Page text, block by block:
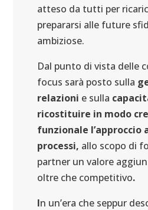
atteso da tutti per
prepararsi alle future
ambiziose.
Dal punto di vista delle
focus sarà posto sulla
relazioni e sulla
ricostituire in modo
funzionale l’approccio
processi, allo scopo di
partner un valore
oltre che competitivo.
In un’era che seppur